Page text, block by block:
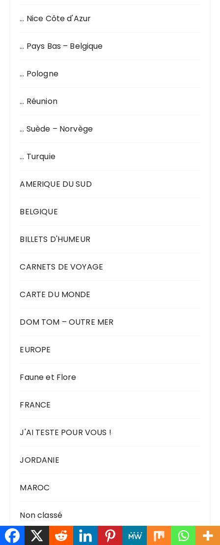
… Nice Côte d'Azur
… Pays Bas – Belgique
… Pologne
… Réunion
… Suède – Norvège
… Turquie
AMERIQUE DU SUD
BELGIQUE
BILLETS D'HUMEUR
CARNETS DE VOYAGE
CARTE DU MONDE
DOM TOM – OUTRE MER
EUROPE
Faune et Flore
FRANCE
J'AI TESTE POUR VOUS !
JORDANIE
MAROC
Non classé